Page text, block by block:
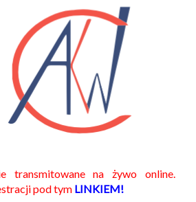
transmitowane na żywo online.
pod tym LINKIEM!